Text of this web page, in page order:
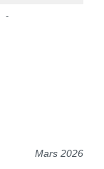
Mars 2026